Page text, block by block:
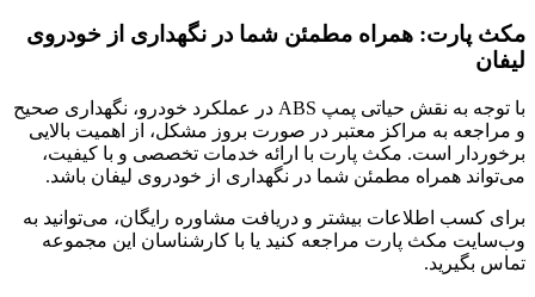
مکث پارت: همراه مطمئن شما در نگهداری از خودروی
لیفان
با توجه به نقش حیاتی پمپ ABS در عملکرد خودرو، نگهداری صحیح
و مراجعه به مراکز معتبر در صورت بروز مشکل، از اهمیت بالایی
برخوردار است. مکث پارت با ارائه خدمات تخصصی و با کیفیت،
می‌تواند همراه مطمئن شما در نگهداری از خودروی لیفان باشد.
برای کسب اطلاعات بیشتر و دریافت مشاوره رایگان، می‌توانید به
وب‌سایت مکث پارت مراجعه کنید یا با کارشناسان این مجموعه
تماس بگیرید.